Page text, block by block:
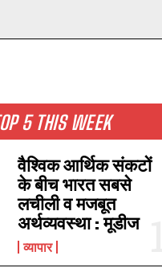
5 THIS WEEK
वैश्विक आर्थिक संकटों
के बीच भारत सबसे
लचीली व मजबूत
अर्थव्यवस्था : मूडीज
व्यापार